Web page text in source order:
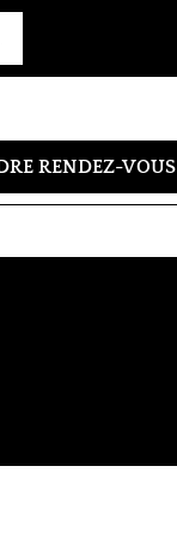
RENDEZ-VOUS